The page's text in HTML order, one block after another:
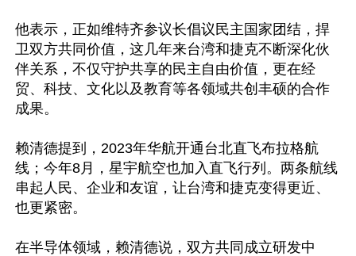
他表示，正如维特齐参议长倡议民主国家团结，捍
卫双方共同价值，这几年来台湾和捷克不断深化伙
伴关系，不仅守护共享的民主自由价值，更在经
贸、科技、文化以及教育等各领域共创丰硕的合作
成果。
赖清德提到，2023年华航开通台北直飞布拉格航
线；今年8月，星宇航空也加入直飞行列。两条航线
串起人民、企业和友谊，让台湾和捷克变得更近、
也更紧密。
在半导体领域，赖清德说，双方共同成立研发中